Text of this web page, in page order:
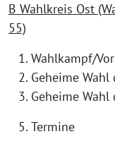
B Wahlkreis Ost
55)
Wahlkampf/
Geheime
Geheime
Termine